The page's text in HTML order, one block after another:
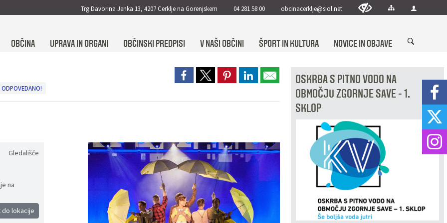
Trg Davorina Jenka 13, 4207 Cerklje na Gorenjskem 04 281 58 00 obcinacerklje@siol.net
OBČINA UPRAVA IN ORGANI OBČINSKI PREDPISI V NAŠI OBČINI ŠPORT IN KULTURA NOVICE IN OBJAVE
Gledališče
na
do lokacije
OSKRBA S PITNO VODO NA
OBMOČJU ZGORNJE SAVE - 1.
SKLOP